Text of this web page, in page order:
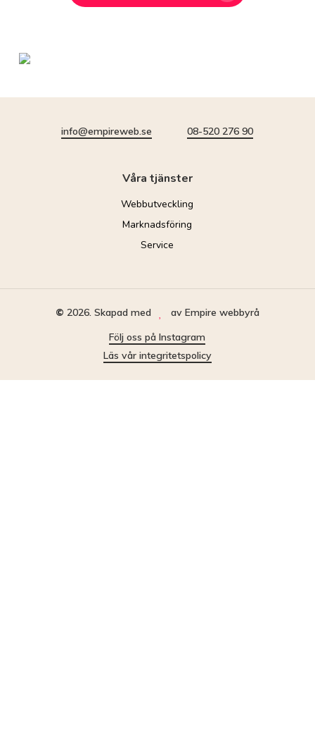
info@empireweb.se 08-520 276 90
Våra tjänster
Webbutveckling
Webbplats i Wordpress
Marknadsföring
SEO
Service
© 2026. Skapad med
av Empire webbyrå
Följ oss på Instagram
Läs vår integritetspolicy